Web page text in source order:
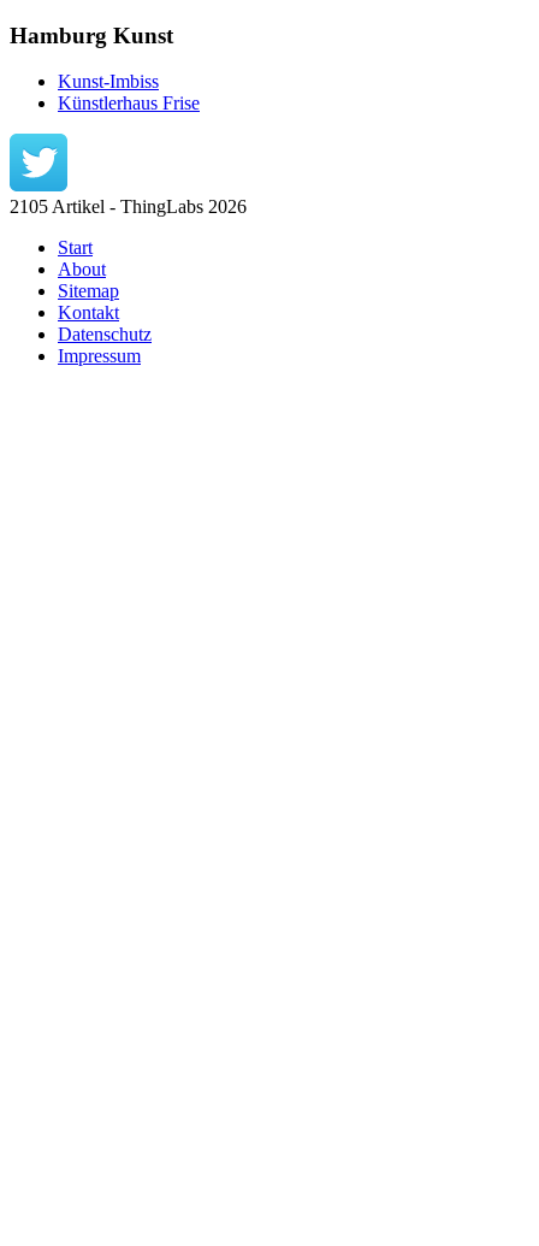
Hamburg Kunst
Kunst-Imbiss
Künstlerhaus Frise
2105 Artikel - ThingLabs 2026
Start
About
Sitemap
Kontakt
Datenschutz
Impressum